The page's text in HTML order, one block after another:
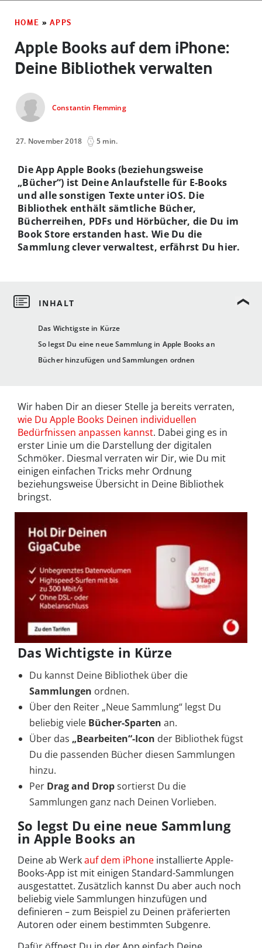
HOME » APPS
Apple Books auf dem iPhone:
Deine Bibliothek verwalten
Constantin Flemming
27. November 2018 5 min.
Das Wichtigste in Kürze
So legst Du eine neue Sammlung in Apple Books an
Bücher hinzufügen und Sammlungen ordnen
Die App Apple Books (beziehungsweise
„Bücher“) ist Deine Anlaufstelle für E-Books
und alle sonstigen Texte unter iOS. Die
Bibliothek enthält sämtliche Bücher,
Bücherreihen, PDFs und Hörbücher, die Du im
Book Store erstanden hast. Wie Du die
Sammlung clever verwaltest, erfährst Du hier.
Wir haben Dir an dieser Stelle ja bereits verraten,
wie Du Apple Books Deinen individuellen
Bedürfnissen anpassen kannst. Dabei ging es in
erster Linie um die Darstellung der digitalen
Schmöker. Diesmal verraten wir Dir, wie Du mit
einigen einfachen Tricks mehr Ordnung
beziehungsweise Übersicht in Deine Bibliothek
bringst.
Das Wichtigste in Kürze
Du kannst Deine Bibliothek über die
Sammlungen ordnen.
Über den Reiter „Neue Sammlung“ legst Du
beliebig viele Bücher-Sparten an.
Über das „Bearbeiten“-Icon der Bibliothek fügst
Du die passenden Bücher diesen Sammlungen
hinzu.
Per Drag and Dropsortierst Du die
Sammlungen ganz nach Deinen Vorlieben.
So legst Du eine neue Sammlung
in Apple Books an
Deine ab Werkauf dem iPhone installierte Apple-
Books-App ist mit einigen Standard-Sammlungen
ausgestattet. Zusätzlich kannst Du aber auch noch
beliebig viele Sammlungen hinzufügen und
definieren – zum Beispiel zu Deinen präferierten
Autoren oder einem bestimmten Subgenre.